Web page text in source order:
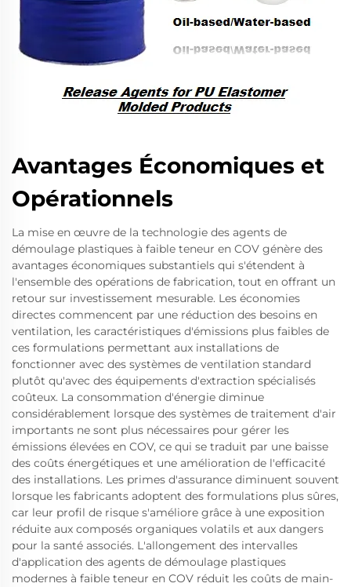
Avantages Économiques et
Opérationnels
La mise en œuvre de la technologie des agents de
démoulage plastiques à faible teneur en COV génère des
avantages économiques substantiels qui s'étendent à
l'ensemble des opérations de fabrication, tout en offrant un
retour sur investissement mesurable. Les économies
directes commencent par une réduction des besoins en
ventilation, les caractéristiques d'émissions plus faibles de
ces formulations permettant aux installations de
fonctionner avec des systèmes de ventilation standard
plutôt qu'avec des équipements d'extraction spécialisés
coûteux. La consommation d'énergie diminue
considérablement lorsque des systèmes de traitement d'air
importants ne sont plus nécessaires pour gérer les
émissions élevées en COV, ce qui se traduit par une baisse
des coûts énergétiques et une amélioration de l'efficacité
des installations. Les primes d'assurance diminuent souvent
lorsque les fabricants adoptent des formulations plus sûres,
car leur profil de risque s'améliore grâce à une exposition
réduite aux composés organiques volatils et aux dangers
pour la santé associés. L'allongement des intervalles
d'application des agents de démoulage plastiques
modernes à faible teneur en COV réduit les coûts de main-